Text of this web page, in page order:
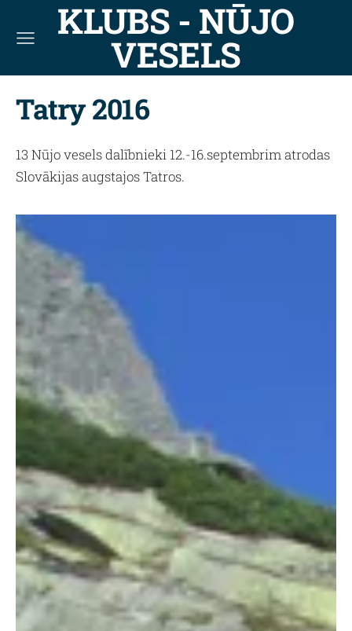
KLUBS - NŪJO
VESELS
Tatry 2016
13 Nūjo vesels dalībnieki 12.-16.septembrim atrodas
Slovākijas augstajos Tatros.